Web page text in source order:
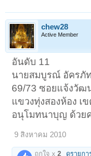
chew28
Active Member
อันดับ 11
นายสมบูรณ์ อัครภั
69/73 ซอยแจ้งวั
แขวงทุ่งสองห้อง เ
อนุโมทนาบุญ ด้วย
9 สิงหาคม 2010
ถูกใจ x2 ดูรายกา